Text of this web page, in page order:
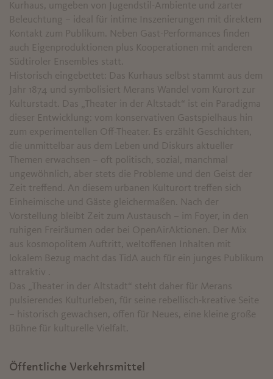
Kurhaus, umgeben von Jugendstil-Ambiente und zarter
Beleuchtung – ideal für intime Inszenierungen mit direktem
Kontakt zum Publikum. Neben Gast-Performances finden
auch Eigenproduktionen plus Kooperationen mit anderen
Südtiroler Ensembles statt.
Historisch eingebettet: Das Kurhaus selbst stammt aus dem
Jahr 1874 und symbolisiert Merans Wandel vom Kurort zur
Kulturstadt. Das „Theater in der Altstadt“ ist ein Paradigma
dieser Entwicklung: vom konservativen Gastspielhaus hin
zum experimentellen Off-Theater. Es erzählt Geschichten,
die unmittelbar aus dem Leben und Diskurs aktueller
Themen erwachsen – oft politisch, sozial, manchmal
ungewöhnlich, aber stets die Probleme und den Geist der
Zeit treffend. An diesem urbanen Kulturort treffen sich
Einheimische und Gäste gleichermaßen. Nach der
Vorstellung bleibt Zeit zum Austausch – im Foyer, in den
ruhigen Freiräumen oder bei OpenAirAktionen. Der Mix
aus kosmopolitem Auftritt, weltoffenen Inhalten mit
lokalem Bezug macht das TidA auch für ein junges Publikum
attraktiv .
Das „Theater in der Altstadt“ steht daher für Merans
pulsierendes Kulturleben, für seine rebellisch-kreative Seite
– historisch gewachsen, offen für Neues, eine kleine große
Bühne für kulturelle Vielfalt.
Öffentliche Verkehrsmittel